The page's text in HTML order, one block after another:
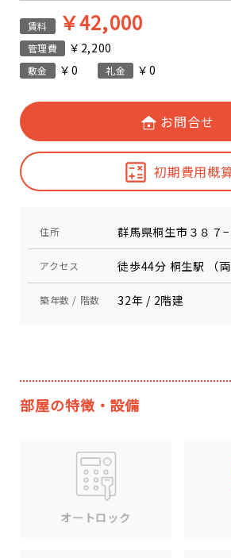
賃料 ￥42,000
管理費 ￥2,200
敷金 ￥0 礼金 ￥0
お問合せ
初期費用概
住所 群馬県桐生市３８７−
アクセス 徒歩44分 桐生駅 （両
築年数 / 階数 32年 / 2階建
部屋の特徴・設備
オートロック